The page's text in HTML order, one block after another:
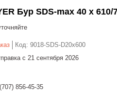
Бур SDS-max 40 x 610/
Код: 9018-SDS-D20x600
с 21 сентября 2026
856-45-35